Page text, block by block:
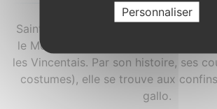
Saint-Vincent-sur-Oust est une
le Morbihan en Bretagne. Ses
les Vincentais. Par son histoire, ses
costumes), elle se trouve aux
gallo.
Personnaliser